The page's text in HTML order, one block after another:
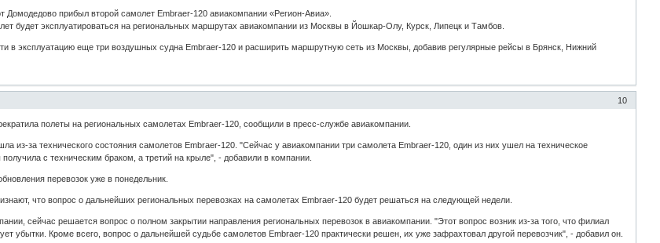
Домодедово прибыл второй самолет Embraer-120 авиакомпании «Регион-Авиа».
будет эксплуатироваться на региональных маршрутах авиакомпании из Москвы в Йошкар-Олу, Курск, Липецк и Тамбов.
в эксплуатацию еще три воздушных судна Embraer-120 и расширить маршрутную сеть из Москвы, добавив регулярные рейсы в Брянск, Нижний
10
полеты на региональных самолетах Embraer-120, сообщили в пресс-службе авиакомпании.
из-за технического состояния самолетов Embraer-120. "Сейчас у авиакомпании три самолета Embraer-120, один из них ушел на техническое
с техническим браком, а третий на крыле", - добавили в компании.
перевозок уже в понедельник.
что вопрос о дальнейших региональных перевозках на самолетах Embraer-120 будет решаться на следующей недели.
сейчас решается вопрос о полном закрытии направления региональных перевозок в авиакомпании. "Этот вопрос возник из-за того, что филиал
убытки. Кроме всего, вопрос о дальнейшей судьбе самолетов Embraer-120 практически решен, их уже зафрахтовал другой перевозчик", - добавил он.